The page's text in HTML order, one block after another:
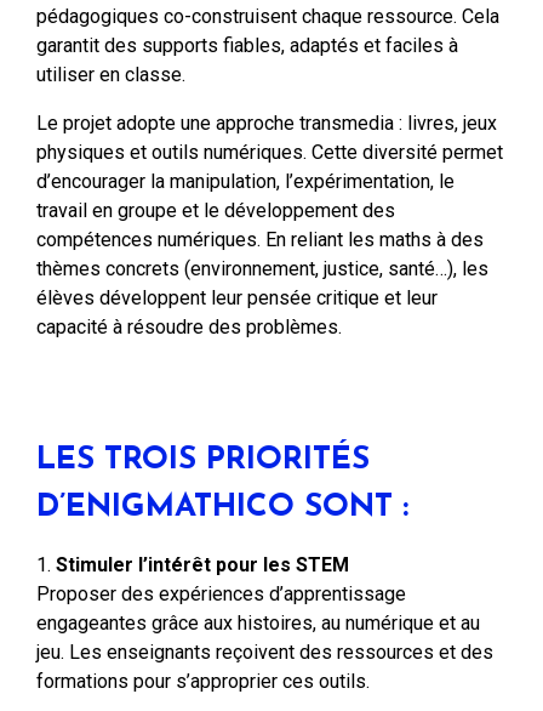
pédagogiques co-construisent chaque ressource. Cela
garantit des supports fiables, adaptés et faciles à
utiliser en classe.
Le projet adopte une approche transmedia : livres, jeux
physiques et outils numériques. Cette diversité permet
d’encourager la manipulation, l’expérimentation, le
travail en groupe et le développement des
compétences numériques. En reliant les maths à des
thèmes concrets (environnement, justice, santé…), les
élèves développent leur pensée critique et leur
capacité à résoudre des problèmes.
LES TROIS PRIORITÉS
D’ENIGMATHICO SONT :
Stimuler l’intérêt pour les STEM
Proposer des expériences d’apprentissage
engageantes grâce aux histoires, au numérique et au
jeu. Les enseignants reçoivent des ressources et des
formations pour s’approprier ces outils.